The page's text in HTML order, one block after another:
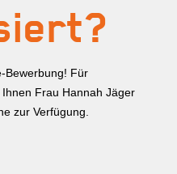
Bewerbung! Für
Frau Hannah Jäger
zur Verfügung.